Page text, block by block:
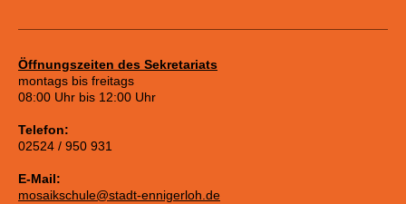
Öffnungszeiten des Sekretariats
montags bis freitags
08:00 Uhr bis 12:00 Uhr
Telefon:
02524 / 950 931
E-Mail:
mosaikschule@stadt-ennigerloh.de